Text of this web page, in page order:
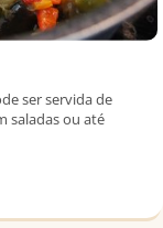
ser servida de
saladas ou até